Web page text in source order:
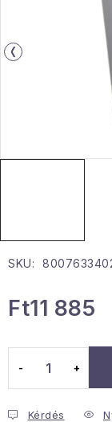
Sport és
Gyermekeknek
Sziasztok, hív
Pohodából
Karácsonyi
Januári akció
Hogyan kell
SKU:
Ft11 885
Kérdés